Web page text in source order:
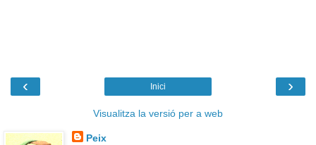
‹ ›
Inici
Visualitza la versió per a web
Peix